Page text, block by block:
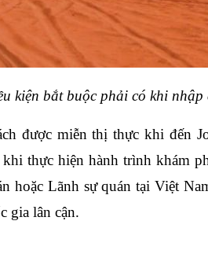
kiện bắt buộc phải có khi nhập
được miễn thị thực khi đến
thực hiện hành trình khám
hoặc Lãnh sự quán tại Việt
gia lân cận.